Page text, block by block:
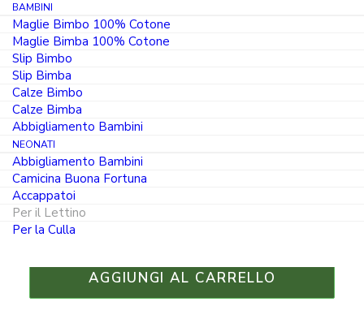
BAMBINI
Maglie Bimbo 100% Cotone
Maglie Bimba 100% Cotone
Slip Bimbo
Slip Bimba
Calze Bimbo
Calze Bimba
Abbigliamento Bambini
NEONATI
Abbigliamento Bambini
Camicina Buona Fortuna
Accappatoi
Per il Lettino
Per la Culla
L6030
24.25
24.25 €.
20.61
IL
PREZZO
ATTUALE
È:
20.61 €.
Colore
Lenzuola
Pezzi
AGGIUNGI AL CARRELLO